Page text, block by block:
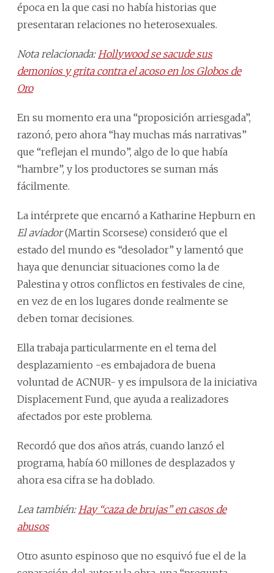
época en la que casi no había historias que
presentaran relaciones no heterosexuales.
Nota relacionada: Hollywood se sacude sus
demonios y grita contra el acoso en los Globos de
Oro
En su momento era una “proposición arriesgada”,
razonó, pero ahora “hay muchas más narrativas”
que “reflejan el mundo”, algo de lo que había
“hambre”, y los productores se suman más
fácilmente.
La intérprete que encarnó a Katharine Hepburn en
El aviador(Martin Scorsese) consideró que el
estado del mundo es “desolador” y lamentó que
haya que denunciar situaciones como la de
Palestina y otros conflictos en festivales de cine,
en vez de en los lugares donde realmente se
deben tomar decisiones.
Ella trabaja particularmente en el tema del
desplazamiento -es embajadora de buena
voluntad de ACNUR- y es impulsora de la iniciativa
Displacement Fund, que ayuda a realizadores
afectados por este problema.
Recordó que dos años atrás, cuando lanzó el
programa, había 60 millones de desplazados y
ahora esa cifra se ha doblado.
Lea también: Hay “caza de brujas” en casos de
abusos
Otro asunto espinoso que no esquivó fue el de la